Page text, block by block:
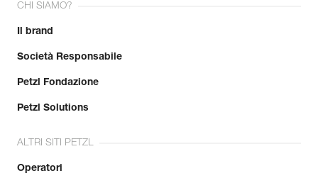
CHI SIAMO?
Il brand
Società Responsabile
Petzl Fondazione
Petzl Solutions
ALTRI SITI PETZL
Operatori